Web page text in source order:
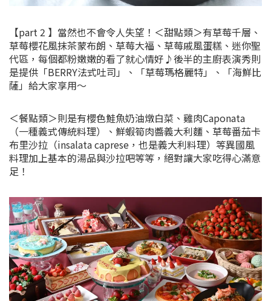
【part 2 】當然也不會令人失望！＜甜點類＞有草莓千層、
草莓櫻花風抹茶蒙布朗、草莓大福、草莓戚風蛋糕、迷你聖
代區，每個都粉嫩嫩的看了就心情好♪後半的主廚表演秀則
是提供「BERRY法式吐司」、「草莓瑪格麗特」、「海鮮比
薩」給大家享用～
＜餐點類＞則是有櫻色鮭魚奶油燉白菜、雞肉Caponata
（一種義式傳統料理）、鮮蝦筍肉醬義大利麵、草莓番茄卡
布里沙拉（insalata caprese，也是義大利料理）等異國風
料理加上基本的湯品與沙拉吧等等，絕對讓大家吃得心滿意
足！